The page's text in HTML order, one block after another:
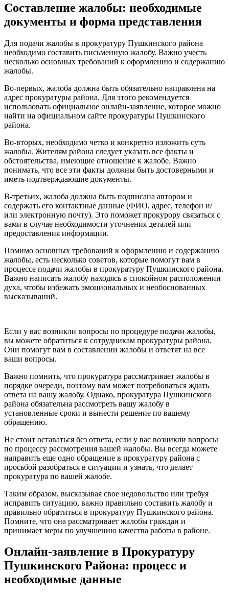
Составление жалобы: необходимые
документы и форма представления
Для подачи жалобы в прокуратуру Пушкинского района
необходимо составить письменную жалобу. Важно учесть
несколько основных требований к оформлению и содержанию
жалобы.
Во-первых, жалоба должна быть обязательно направлена на
адрес прокуратуры района. Для этого рекомендуется
использовать официальное онлайн-заявление, которое можно
найти на официальном сайте прокуратуры Пушкинского
района.
Во-вторых, необходимо четко и конкретно изложить суть
жалобы. Жителям района следует указать все факты и
обстоятельства, имеющие отношение к жалобе. Важно
понимать, что все эти факты должны быть достоверными и
иметь подтверждающие документы.
В-третьих, жалоба должна быть подписана автором и
содержать его контактные данные (ФИО, адрес, телефон и/
или электронную почту). Это поможет прокурору связаться с
вами в случае необходимости уточнения деталей или
предоставления информации.
Помимо основных требований к оформлению и содержанию
жалобы, есть несколько советов, которые помогут вам в
процессе подачи жалобы в прокуратуру Пушкинского района.
Важно написать жалобу находясь в спокойном расположении
духа, чтобы избежать эмоциональных и необоснованных
высказываний.
Если у вас возникли вопросы по процедуре подачи жалобы,
вы можете обратиться к сотрудникам прокуратуры района.
Они помогут вам в составлении жалобы и ответят на все
ваши вопросы.
Важно помнить, что прокуратура рассматривает жалобы в
порядке очереди, поэтому вам может потребоваться ждать
ответа на вашу жалобу. Однако, прокуратура Пушкинского
района обязательна рассмотреть вашу жалобу в
установленные сроки и вынести решение по вашему
обращению.
Не стоит оставаться без ответа, если у вас возникли вопросы
по процессу рассмотрения вашей жалобы. Вы всегда можете
направить еще одно обращение в прокуратуру района с
просьбой разобраться в ситуации и узнать, что делает
прокуратура по вашей жалобе.
Таким образом, высказывая свое недовольство или требуя
исправить ситуацию, важно правильно составить жалобу и
правильно обратиться в прокуратуру Пушкинского района.
Помните, что она рассматривает жалобы граждан и
принимает меры по улучшению качества работы в районе.
Онлайн-заявление в Прокуратуру
Пушкинского Района: процесс и
необходимые данные